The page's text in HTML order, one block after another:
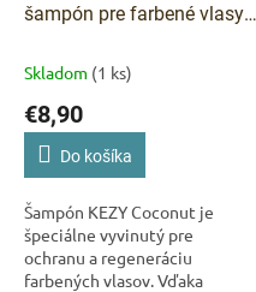
šampón pre farbené vlasy
Skladom (1 ks)
€8,90
Do košíka
Šampón KEZY Coconut je
špeciálne vyvinutý pre
ochranu a regeneráciu
farbených vlasov. Vďaka